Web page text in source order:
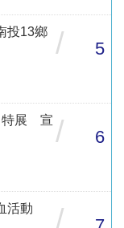
投13鄉
/ 5
特展 宣 / 6
活動
/